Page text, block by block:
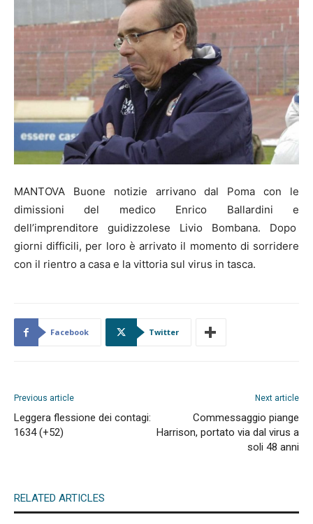
MANTOVA Buone notizie arrivano dal Poma con le
dimissioni del medico Enrico Ballardini e
dell’imprenditore guidizzolese Livio Bombana. Dopo
giorni difficili, per loro è arrivato il momento di sorridere
con il rientro a casa e la vittoria sul virus in tasca.
Facebook Twitter
Previous article
Leggera flessione dei contagi:
1634 (+52)
Next article
Commessaggio piange
Harrison, portato via dal virus a
soli 48 anni
RELATED ARTICLES